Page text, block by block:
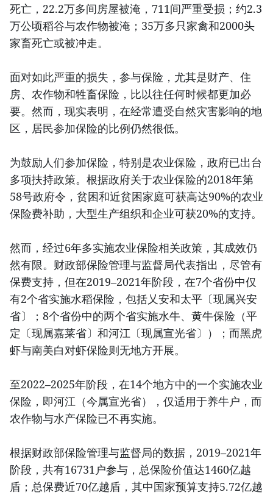
死亡，22.2万多间房屋被淹，711间严重受损；约2.3
万公顷稻谷与农作物被淹；35万多只家禽和2000头
家畜死亡或被冲走。
面对如此严重的损失，参与保险，尤其是财产、住
房、农作物和牲畜保险，比以往任何时候都更加必
要。然而，现实表明，在经常遭受自然灾害影响的地
区，居民参加保险的比例仍然很低。
为鼓励人们参加保险，特别是农业保险，政府已出台
多项扶持政策。根据政府关于农业保险的2018年第
58号政府令，贫困和近贫困家庭可获高达90%的农业
保险费补助，大型生产组织和企业可获20%的支持。
然而，经过6年多实施农业保险相关政策，其成效仍
然有限。财政部保险管理与监督局代表指出，尽管有
保费支持，但在2019–2021年阶段，在7个省份中仅
有2个省实施水稻保险，包括乂安和太平〔现属兴安
省〕；8个省份中的两个省实施水牛、黄牛保险（平
定〔现属嘉莱省〕和河江〔现属宣光省〕）；而黑虎
虾与南美白对虾保险则无地方开展。
至2022–2025年阶段，在14个地方中的一个实施农业
保险，即河江（今属宣光省），仅适用于养牛户，而
农作物与水产保险已不再实施。
根据财政部保险管理与监督局的数据，2019–2021年
阶段，共有16731户参与，总保险价值达1460亿越
盾；总保费近70亿越盾，其中国家预算支持5.72亿越